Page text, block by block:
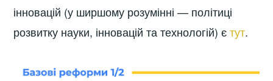
інновацій (у ширшому розумінні — політиці
розвитку науки, інновацій та технологій) єтут.